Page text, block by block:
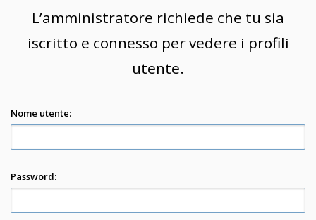
L’amministratore richiede che tu sia
iscritto e connesso per vedere i profili
utente.
Nome utente:
Password: